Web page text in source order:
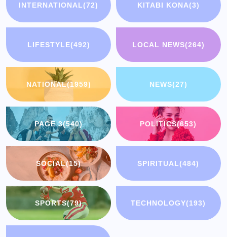
INTERNATIONAL(72) KITABI KONA(3)
LIFESTYLE(492) LOCAL NEWS(264)
NATIONAL(1959) NEWS(27)
PAGE 3(540) POLITICS(653)
SOCIAL(15) SPIRITUAL(484)
SPORTS(79) TECHNOLOGY(193)